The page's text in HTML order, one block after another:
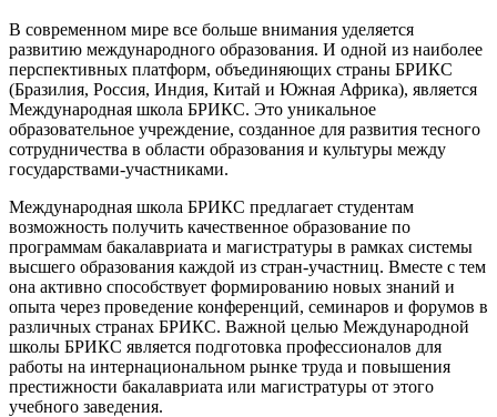
В современном мире все больше внимания уделяется
развитию международного образования. И одной из наиболее
перспективных платформ, объединяющих страны БРИКС
(Бразилия, Россия, Индия, Китай и Южная Африка), является
Международная школа БРИКС. Это уникальное
образовательное учреждение, созданное для развития тесного
сотрудничества в области образования и культуры между
государствами-участниками.
Международная школа БРИКС предлагает студентам
возможность получить качественное образование по
программам бакалавриата и магистратуры в рамках системы
высшего образования каждой из стран-участниц. Вместе с тем
она активно способствует формированию новых знаний и
опыта через проведение конференций, семинаров и форумов в
различных странах БРИКС. Важной целью Международной
школы БРИКС является подготовка профессионалов для
работы на интернациональном рынке труда и повышения
престижности бакалавриата или магистратуры от этого
учебного заведения.